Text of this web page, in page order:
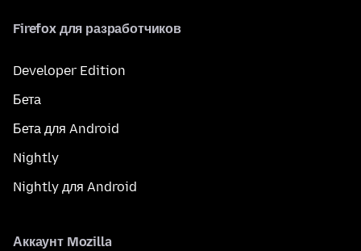
Firefox для разработчиков
Developer Edition
Бета
Бета для Android
Nightly
Nightly для Android
Аккаунт Mozilla